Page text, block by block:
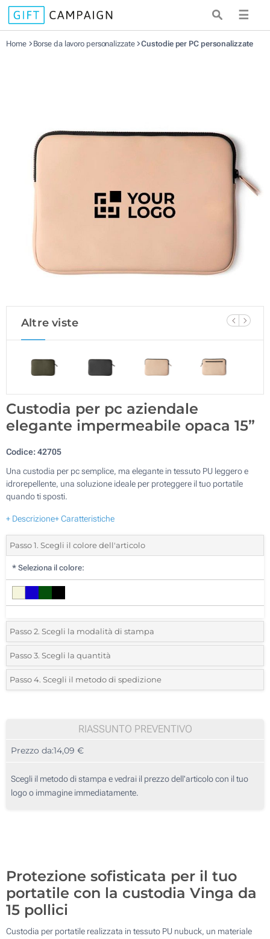
☰
Home Borse da lavoro personalizzate Custodie per PC personalizzate
Altre viste
Custodia per pc aziendale
elegante impermeabile opaca 15”
Codice:42705
Una custodia per pc semplice, ma elegante in tessuto PU leggero e
idrorepellente, una soluzione ideale per proteggere il tuo portatile
quando ti sposti.
+ Descrizione+ Caratteristiche
Passo 1. Scegli il colore dell'articolo
* Seleziona il colore:
Passo 2. Scegli la modalità di stampa
*Seleziona la posizione di stampa e il colore del vostro logo:
1 Colore (Su un lato)
3 Colori (Su un lato)
Transfer digitale full color (Su un lato)
Passo 3. Scegli la quantità
*Quantità desiderata:
10
25
50
Passo 4. Scegli il metodo di spedizione
RIASSUNTO PREVENTIVO
Prezzo da:14,09 €
Scegli il metodo di stampa e vedrai il prezzo dell'articolo con il tuo
logo o immagine immediatamente.
Protezione sofisticata per il tuo
portatile con la custodia Vinga da
15 pollici
Custodia per portatile realizzata in tessuto PU nubuck, un materiale